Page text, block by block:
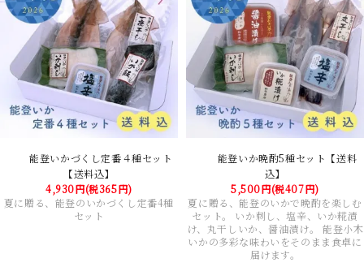
能登いかづくし定番４種セット
【送料込】
4,930円(税365円)
夏に贈る、能登のいかづくし定番4種
セット
能登いか晩酌5種セット【送料
込】
5,500円(税407円)
夏に贈る、能登のいかで晩酌を楽しむ
セット。 いか刺し、塩辛、いか糀漬
け、丸干しいか、醤油漬け。 能登小木
いかの多彩な味わいをそのまま食卓に
届けます。